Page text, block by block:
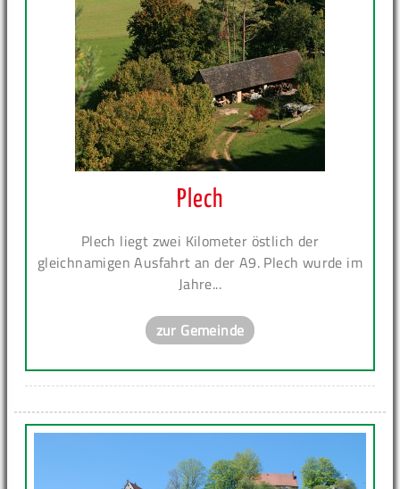
Plech
Plech liegt zwei Kilometer östlich der
gleichnamigen Ausfahrt an der A9. Plech wurde im
Jahre...
zur Gemeinde